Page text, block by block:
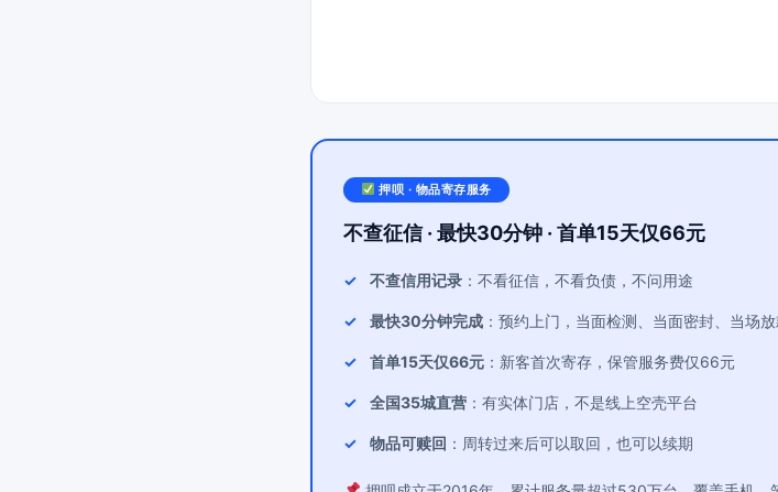
押呗 · 物品寄存服务
不查征信 · 最快30分钟 · 首单15天仅66元
不查信用记录 ：不看征信，不看负债，不问用途
最快30分钟完成 ：预约上门，当面检测、当面密封、当场
首单15天仅66元 ：新客首次寄存，保管服务费仅66元
全国35城直营 ：有实体门店，不是线上空壳平台
物品可赎回 ：周转过来后可以取回，也可以续期